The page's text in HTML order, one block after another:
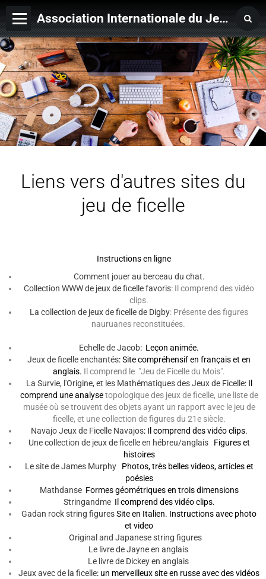
Association Internationale du Jeu de Ficelle
Page d'accueil
Derniers ajouts
Liens vers d'autres sites du
jeu de ficelle
Instructions en ligne
Comment jouer au berceau du chat.
Collection WWWde jeux de ficelle favoris: Il comprend des vidéo
clips.
La collection de jeux de ficelle de Digby: Présente des figures
nauruanes reconstituées.
Echelle de Jacob: Leçon animée.
Jeux de ficelle enchantés: Site compréhensif en français et en
anglais. Il comprend le "Jeu de Ficelle du Mois".
La Survie, l'Origine, et les Mathématiques des Jeux de Ficelle: Il
comprend une analysetopologique des jeux de ficelle, une liste de
musée où se trouvent des objets ayant un rapport avec le jeu de
ficelle, et une collection de figures du 21e siècle.
Navajo Jeux de Ficelle Navajos: Il comprend des vidéo clips.
Une collection de jeux de ficelle en hébreu/anglaisFigures et
histoires
Le site de James MurphyPhotos, très belles videos, articles et
poésies
MathdanseFormes géométriques en trois dimensions
StringandmeIl comprend des vidéo clips.
Gadan rock string figuresSite en Italien. Instructions avec photo
et video
Original and Japanese string figures
Le livre de Jayne en anglais
Le livre de Dickey en anglais
Jeux avec de la ficelle: un merveilleux site en russe avec des vidéos